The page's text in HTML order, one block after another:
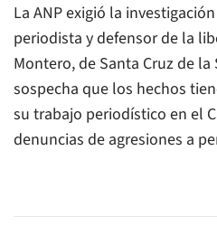
La ANP exigió la
periodista y defensor de la
Montero, de Santa Cruz de
sospecha que los hechos
su trabajo periodístico en el
denuncias de agresiones a